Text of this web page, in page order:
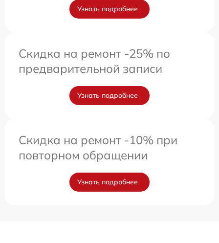
Узнать подробнее
Скидка на ремонт -25% по
предварительной записи
Узнать подробнее
Скидка на ремонт -10% при
повторном обращении
Узнать подробнее